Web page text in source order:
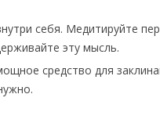
себя. Медитируйте
эту мысль.
средство для